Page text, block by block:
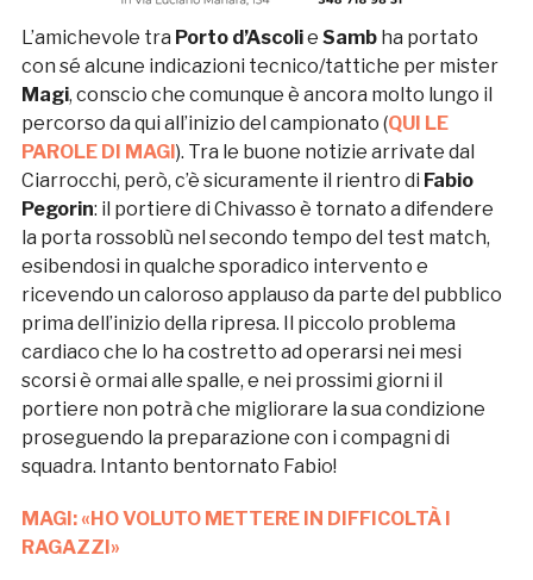
L’amichevole tra Porto d’Ascolie Sambha portato
con sé alcune indicazioni tecnico/tattiche per mister
Magi, conscio che comunque è ancora molto lungo il
percorso da qui all’inizio del campionato (QUI LE
PAROLE DI MAGI ). Tra le buone notizie arrivate dal
Ciarrocchi, però, c’è sicuramente il rientro di Fabio
Pegorin: il portiere di Chivasso è tornato a difendere
la porta rossoblù nel secondo tempo del test match,
esibendosi in qualche sporadico intervento e
ricevendo un caloroso applauso da parte del pubblico
prima dell’inizio della ripresa. Il piccolo problema
cardiaco che lo ha costretto ad operarsi nei mesi
scorsi è ormai alle spalle, e nei prossimi giorni il
portiere non potrà che migliorare la sua condizione
proseguendo la preparazione con i compagni di
squadra. Intanto bentornato Fabio!
MAGI: «HO VOLUTO METTERE IN DIFFICOLTÀ I
RAGAZZI»